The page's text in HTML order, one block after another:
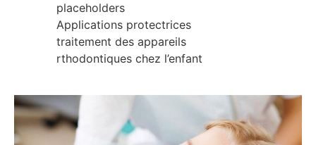
placeholders
Applications protectrices
traitement des appareils
rthodontiques chez l’enfant